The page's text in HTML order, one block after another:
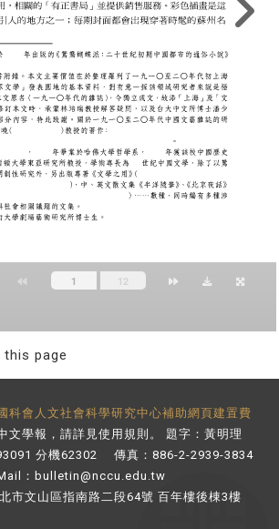
this page
科會人文社會科學研究中心補助網頁建置費
文學報，請詳見 使用規則 。 題字：黃明理
分機62302 傳真：886-2-2939-3834
： bulletin@nccu.edu.tw
市文山區指南路二段64號 百年樓後棟3樓